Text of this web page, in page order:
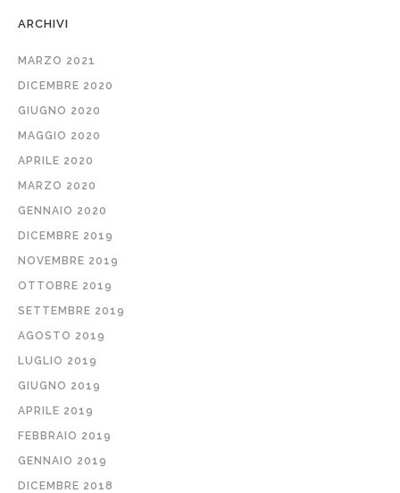
ARCHIVI
MARZO 2021
DICEMBRE 2020
GIUGNO 2020
MAGGIO 2020
APRILE 2020
MARZO 2020
GENNAIO 2020
DICEMBRE 2019
NOVEMBRE 2019
OTTOBRE 2019
SETTEMBRE 2019
AGOSTO 2019
LUGLIO 2019
GIUGNO 2019
APRILE 2019
FEBBRAIO 2019
GENNAIO 2019
DICEMBRE 2018